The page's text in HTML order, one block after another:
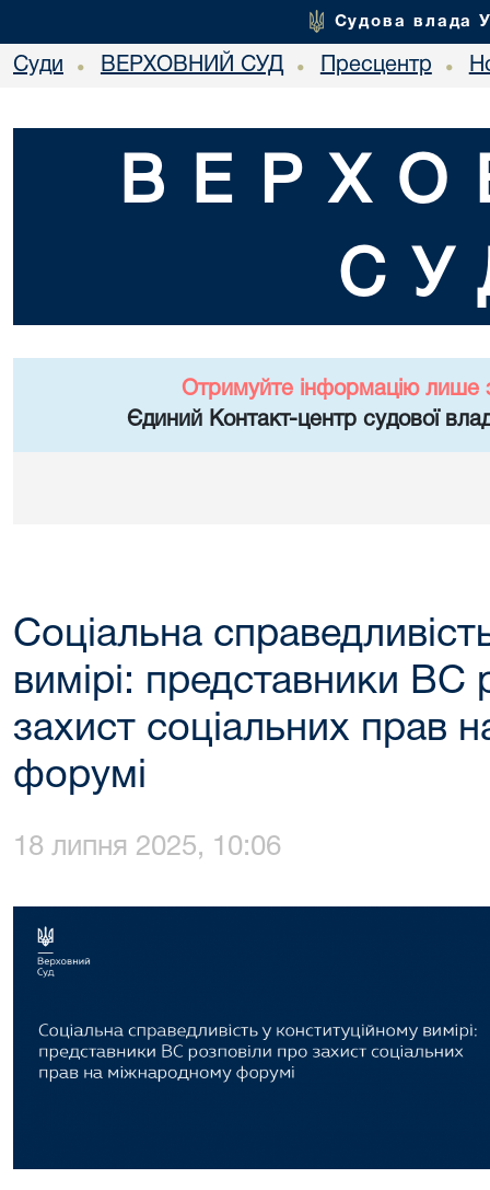
Судова влада
Суди • ВЕРХОВНИЙ СУД • Пресцентр •
Отримуйте інформацію лише
Єдиний Контакт-центр судової
Соціальна
вимірі: представники ВС
захист соціальних прав
форумі
18 липня 2025, 10:06